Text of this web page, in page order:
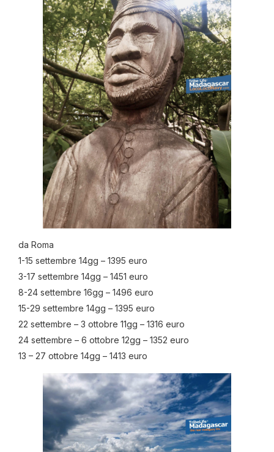
da Roma
1-15 settembre 14gg – 1395 euro
3-17 settembre 14gg – 1451 euro
8-24 settembre 16gg – 1496 euro
15-29 settembre 14gg – 1395 euro
22 settembre – 3 ottobre 11gg – 1316 euro
24 settembre – 6 ottobre 12gg – 1352 euro
13 – 27 ottobre 14gg – 1413 euro